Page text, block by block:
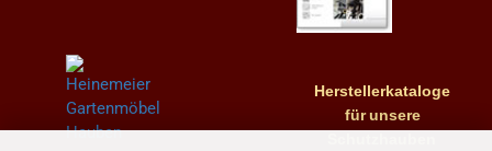
Herstellerkataloge
fürunsere